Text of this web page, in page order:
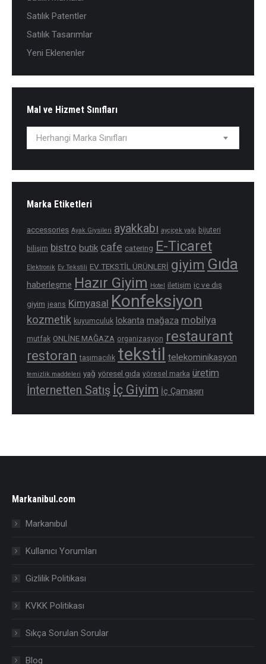
Satılık Patentler
Satılık Tasarımlar
Yeni Eklenenler
Mal ve Hizmet Sınıfları
Herhangi Marka Sınıfları
Marka Etiketleri
accessories Ayak Giysileri ayakkabı ayçiçek yağı bijuteri
bilişim bistro butik cafe catering E-Ticaret
Elektronik Ev Tekstili EV TEKSTİL ÜRÜNLERİ giyim Gıda
haberleşme Hazır Giyim Hotel iletişim iç ve dış
giyim jeans Kimyasal Konfeksiyon
kozmetik kuyumculuk lokanta mağaza mobilya
mutfak ONLİNE MAĞAZA organizasyon restaurant
restoran taşımacılık tekstil telekominikasyon
temizlik maddeleri yağ yöresel gıda yöresel marka üretim
İnternetten Satış İç Giyim İç Çamaşırı
Markanibul.com
Markanıbul
Kullanıcı Yorumları
Gizlilik Politikası
KVKK Politikası
Sıkça Sorulan Sorular
Blog